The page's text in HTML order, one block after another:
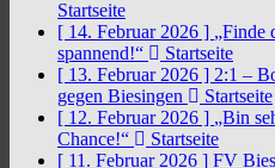
Startseite
[ 14. Februar 2026 ] „Finde
spannend!“
Startseite
[ 13. Februar 2026 ] 2:1 –
gegen Biesingen
Startseite
[ 12. Februar 2026 ] „Bin
Chance!“
Startseite
[ 11. Februar 2026 ] FV